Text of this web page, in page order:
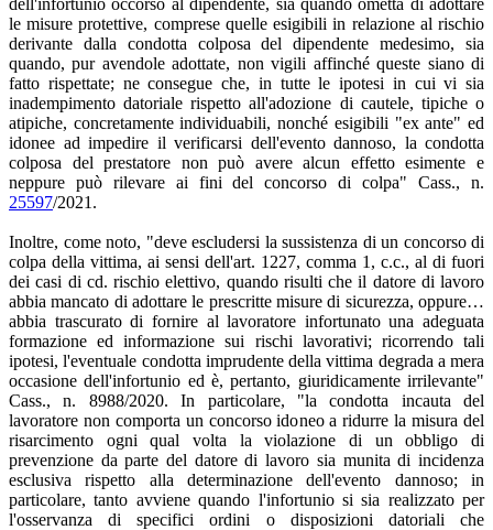
le misure protettive, comprese quelle esigibili in relazione al rischio
derivante dalla condotta colposa del dipendente medesimo, sia
quando, pur avendole adottate, non vigili affinché queste siano di
fatto rispettate; ne consegue che, in tutte le ipotesi in cui vi sia
inadempimento datoriale rispetto all'adozione di cautele, tipiche o
atipiche, concretamente individuabili, nonché esigibili "ex ante" ed
idonee ad impedire il verificarsi dell'evento dannoso, la condotta
colposa del prestatore non può avere alcun effetto esimente e
neppure può rilevare ai fini del concorso di colpa" Cass., n.
25597/2021.
Inoltre, come noto, "deve escludersi la sussistenza di un concorso di
colpa della vittima, ai sensi dell'art. 1227, comma 1, c.c., al di fuori
dei casi di cd. rischio elettivo, quando risulti che il datore di lavoro
abbia mancato di adottare le prescritte misure di sicurezza, oppure…
abbia trascurato di fornire al lavoratore infortunato una adeguata
formazione ed informazione sui rischi lavorativi; ricorrendo tali
ipotesi, l'eventuale condotta imprudente della vittima degrada a mera
occasione dell'infortunio ed è, pertanto, giuridicamente irrilevante"
Cass., n. 8988/2020. In particolare, "la condotta incauta del
lavoratore non comporta un concorso idoneo a ridurre la misura del
risarcimento ogni qual volta la violazione di un obbligo di
prevenzione da parte del datore di lavoro sia munita di incidenza
esclusiva rispetto alla determinazione dell'evento dannoso; in
particolare, tanto avviene quando l'infortunio si sia realizzato per
l'osservanza di specifici ordini o disposizioni datoriali che